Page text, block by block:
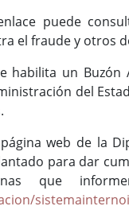
puede
el fraude y otros
habilita un
del
web de la
para dar
que